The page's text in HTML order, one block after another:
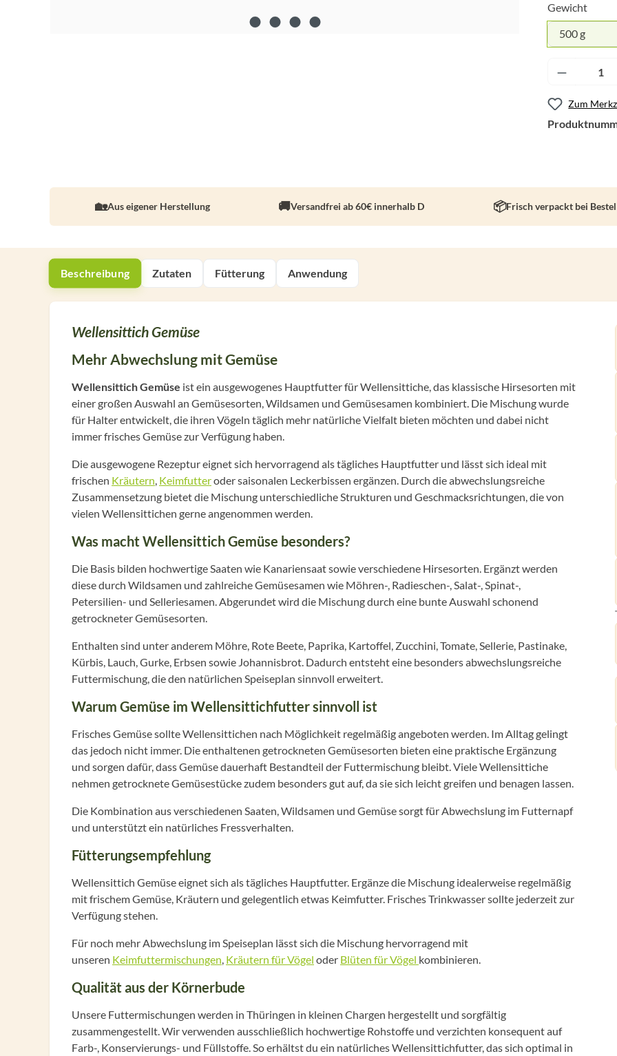
Gewicht
500 g
Produkt
Zum
Aus eigener Herstellung Versandfrei ab 60€ innerhalb D Frisch verpackt bei
Beschreibung Zutaten Fütterung Anwendung
Wellensittich Gemüse
Mehr Abwechslung mit Gemüse
Wellensittich Gemüse ist ein ausgewogenes Hauptfutter für Wellensittiche, das klassische Hirsesorten mit
einer großen Auswahl an Gemüsesorten, Wildsamen und Gemüsesamen kombiniert. Die Mischung wurde
für Halter entwickelt, die ihren Vögeln täglich mehr natürliche Vielfalt bieten möchten und dabei nicht
immer frisches Gemüse zur Verfügung haben.
Die ausgewogene Rezeptur eignet sich hervorragend als tägliches Hauptfutter und lässt sich ideal mit
frischen Kräutern, Keimfutteroder saisonalen Leckerbissen ergänzen. Durch die abwechslungsreiche
Zusammensetzung bietet die Mischung unterschiedliche Strukturen und Geschmacksrichtungen, die von
vielen Wellensittichen gerne angenommen werden.
Was macht Wellensittich Gemüse besonders?
Die Basis bilden hochwertige Saaten wie Kanariensaat sowie verschiedene Hirsesorten. Ergänzt werden
diese durch Wildsamen und zahlreiche Gemüsesamen wie Möhren-, Radieschen-, Salat-, Spinat-,
Petersilien- und Selleriesamen. Abgerundet wird die Mischung durch eine bunte Auswahl schonend
getrockneter Gemüsesorten.
Enthalten sind unter anderem Möhre, Rote Beete, Paprika, Kartoffel, Zucchini, Tomate, Sellerie, Pastinake,
Kürbis, Lauch, Gurke, Erbsen sowie Johannisbrot. Dadurch entsteht eine besonders abwechslungsreiche
Futtermischung, die den natürlichen Speiseplan sinnvoll erweitert.
Warum Gemüse im Wellensittichfutter sinnvoll ist
Frisches Gemüse sollte Wellensittichen nach Möglichkeit regelmäßig angeboten werden. Im Alltag gelingt
das jedoch nicht immer. Die enthaltenen getrockneten Gemüsesorten bieten eine praktische Ergänzung
und sorgen dafür, dass Gemüse dauerhaft Bestandteil der Futtermischung bleibt. Viele Wellensittiche
nehmen getrocknete Gemüsestücke zudem besonders gut auf, da sie sich leicht greifen und benagen lassen.
Die Kombination aus verschiedenen Saaten, Wildsamen und Gemüse sorgt für Abwechslung im Futternapf
und unterstützt ein natürliches Fressverhalten.
Fütterungsempfehlung
Wellensittich Gemüse eignet sich als tägliches Hauptfutter. Ergänze die Mischung idealerweise regelmäßig
mit frischem Gemüse, Kräutern und gelegentlich etwas Keimfutter. Frisches Trinkwasser sollte jederzeit zur
Verfügung stehen.
Für noch mehr Abwechslung im Speiseplan lässt sich die Mischung hervorragend mit
unseren Keimfuttermischungen, Kräutern für Vögel oder Blüten für Vögel kombinieren.
Qualität aus der Körnerbude
Unsere Futtermischungen werden in Thüringen in kleinen Chargen hergestellt und sorgfältig
zusammengestellt. Wir verwenden ausschließlich hochwertige Rohstoffe und verzichten konsequent auf
Farb-, Konservierungs- und Füllstoffe. So erhältst du ein natürliches Wellensittichfutter, das sich optimal in